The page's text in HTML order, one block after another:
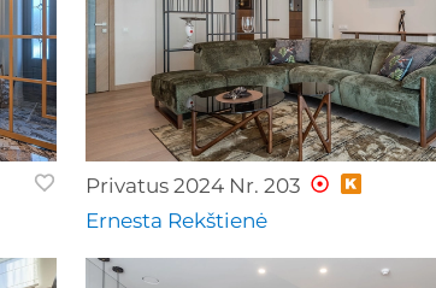
Privatus 2024 Nr. 203
Ernesta Rekštienė